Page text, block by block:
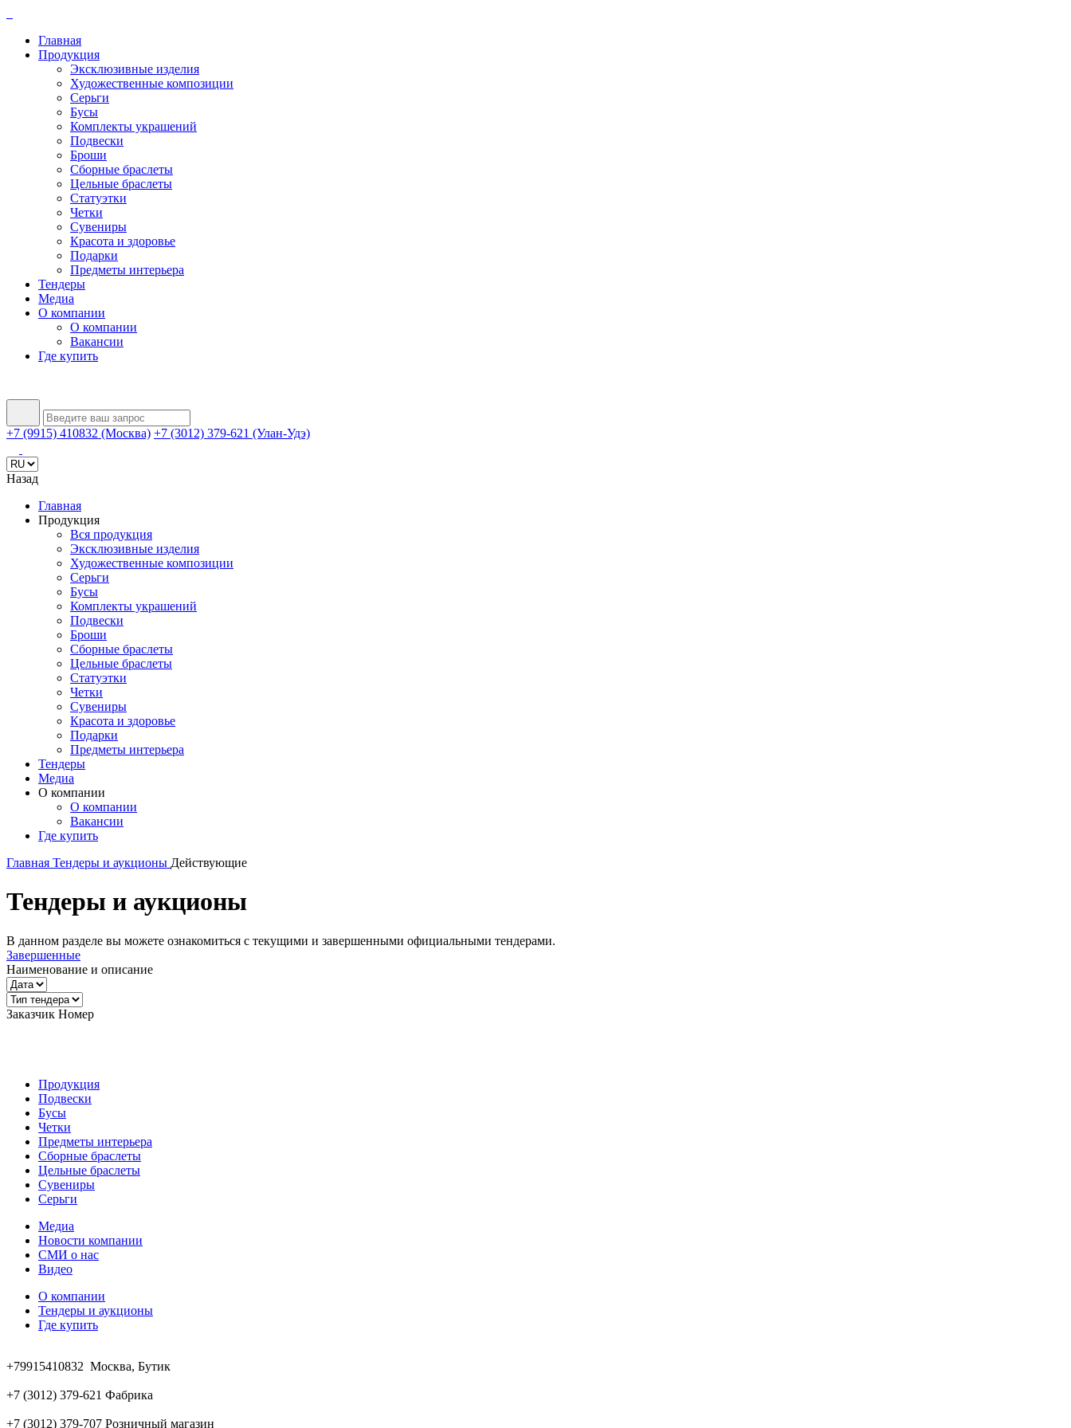
Главная
Продукция
Эксклюзивные изделия
Художественные композиции
Серьги
Бусы
Комплекты украшений
Подвески
Броши
Сборные браслеты
Цельные браслеты
Статуэтки
Четки
Сувениры
Красота и здоровье
Подарки
Предметы интерьера
Тендеры
Медиа
О компании
О компании
Вакансии
Где купить
+7 (9915) 410832 (Москва) +7 (3012) 379-621 (Улан-Удэ)
Назад
Главная
Продукция
Вся продукция
Эксклюзивные изделия
Художественные композиции
Серьги
Бусы
Комплекты украшений
Подвески
Броши
Сборные браслеты
Цельные браслеты
Статуэтки
Четки
Сувениры
Красота и здоровье
Подарки
Предметы интерьера
Тендеры
Медиа
О компании
О компании
Вакансии
Где купить
Главная Тендеры и аукционы Действующие
Тендеры и аукционы
В данном разделе вы можете ознакомиться с текущими и завершенными официальными тендерами.
Завершенные
Наименование и описание
Заказчик Номер
Продукция
Подвески
Бусы
Четки
Предметы интерьера
Сборные браслеты
Цельные браслеты
Сувениры
Серьги
Медиа
Новости компании
СМИ о нас
Видео
О компании
Тендеры и аукционы
Где купить
+79915410832 Москва, Бутик
+7 (3012) 379-621 Фабрика
+7 (3012) 379-707 Розничный магазин